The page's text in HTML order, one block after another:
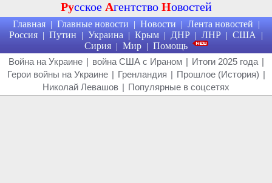
Русское Агентство Новостей
Главная | Главные новости | Новости | Лента новостей |
Россия | Путин | Украина | Крым | ДНР | ЛНР | США |
Сирия | Мир | Помощь
Война на Украине | война США с Ираном | Итоги 2025 года |
Герои войны на Украине | Гренландия | Прошлое (История) |
Николай Левашов | Популярные в соцсетях